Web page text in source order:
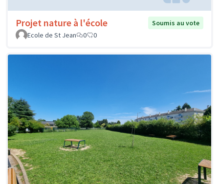
Projet nature à l'école
Soumis au vote
Ecole de St Jean
0 0